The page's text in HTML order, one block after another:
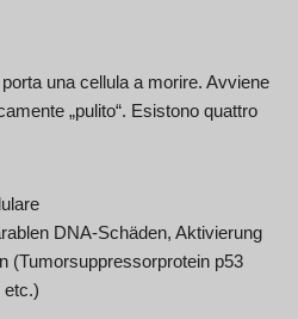
una cellula a morire. Avviene
„pulito“. Esistono quattro
DNA-Schäden, Aktivierung
(Tumorsuppressorprotein p53
etc.)